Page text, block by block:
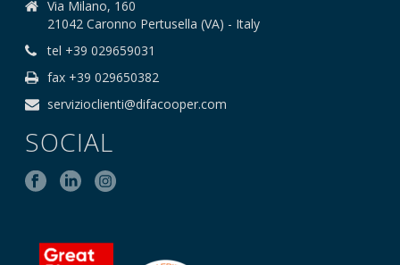
Via Milano, 160
21042 Caronno Pertusella (VA) - Italy
tel +39 029659031
fax +39 029650382
servizioclienti@difacooper.com
SOCIAL